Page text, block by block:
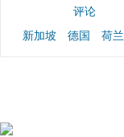
评论
新加坡
德国 荷兰